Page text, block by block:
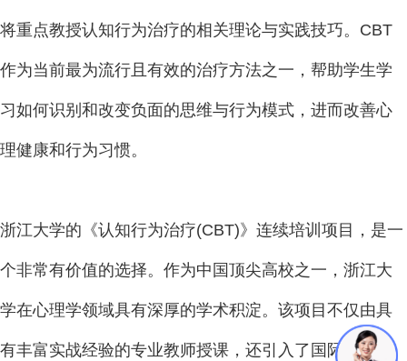
将重点教授认知行为治疗的相关理论与实践技巧。CBT
作为当前最为流行且有效的治疗方法之一，帮助学生学
习如何识别和改变负面的思维与行为模式，进而改善心
理健康和行为习惯。
浙江大学的《认知行为治疗(CBT)》连续培训项目，是一
个非常有价值的选择。作为中国顶尖高校之一，浙江大
学在心理学领域具有深厚的学术积淀。该项目不仅由具
有丰富实战经验的专业教师授课，还引入了国际先进的